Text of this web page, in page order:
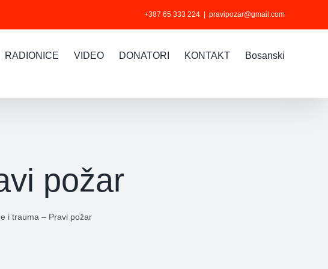
+387 65 333 224 pravipozar@gmail.com
RADIONICE VIDEO DONATORI KONTAKT Bosanski
požar
i trauma – Pravi požar